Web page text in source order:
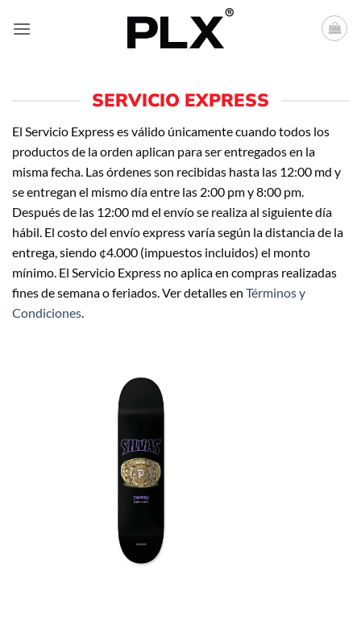
SERVICIO EXPRESS
El Servicio Express es válido únicamente cuando todos los
productos de la orden aplican para ser entregados en la
misma fecha. Las órdenes son recibidas hasta las 12:00 md y
se entregan el mismo día entre las 2:00 pm y 8:00 pm.
Después de las 12:00 md el envío se realiza al siguiente día
hábil. El costo del envío express varía según la distancia de la
entrega, siendo ¢4.000 (impuestos incluidos) el monto
mínimo. El Servicio Express no aplica en compras realizadas
fines de semana o feriados. Ver detalles en Términos y
Condiciones.